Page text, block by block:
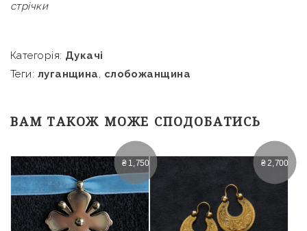
стрічки
Категорія: Дукачі
Теги: луганщина, слобожанщина
ВАМ ТАКОЖ МОЖЕ СПОДОБАТИСЬ
₴ 1,750 ₴2,700